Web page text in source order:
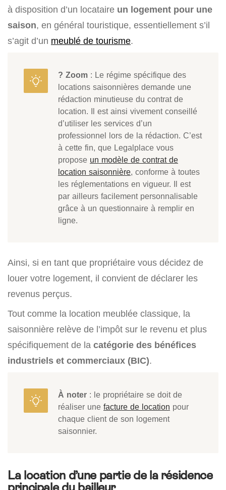
à disposition d’un locataire un logement pour une
saison, en général touristique, essentiellement s’il
s’agit d’un meublé de tourisme.
? Zoom : Le régime spécifique des
locations saisonnières demande une
rédaction minutieuse du contrat de
location. Il est ainsi vivement conseillé
d’utiliser les services d’un
professionnel lors de la rédaction. C’est
à cette fin, que Legalplace vous
propose un modèle de contrat de
location saisonnière, conforme à toutes
les réglementations en vigueur. Il est
par ailleurs facilement personnalisable
grâce à un questionnaire à remplir en
ligne.
Ainsi, si en tant que propriétaire vous décidez de
louer votre logement, il convient de déclarer les
revenus perçus.
Tout comme la location meublée classique, la
saisonnière relève de l’impôt sur le revenu et plus
spécifiquement de la catégorie des bénéfices
industriels et commerciaux (BIC).
À noter : le propriétaire se doit de
réaliser une facture de location pour
chaque client de son logement
saisonnier.
La location d’une partie de la résidence